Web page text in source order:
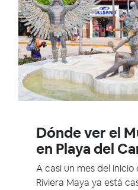
Dónde ver el
en Playa del
A casi un mes del inicio
Riviera Maya ya está